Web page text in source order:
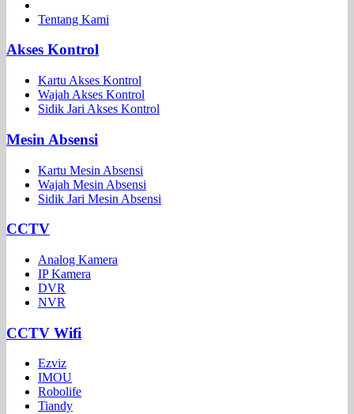
Tentang Kami
Akses Kontrol
Kartu Akses Kontrol
Wajah Akses Kontrol
Sidik Jari Akses Kontrol
Mesin Absensi
Kartu Mesin Absensi
Wajah Mesin Absensi
Sidik Jari Mesin Absensi
CCTV
Analog Kamera
IP Kamera
DVR
NVR
CCTV Wifi
Ezviz
IMOU
Robolife
Tiandy